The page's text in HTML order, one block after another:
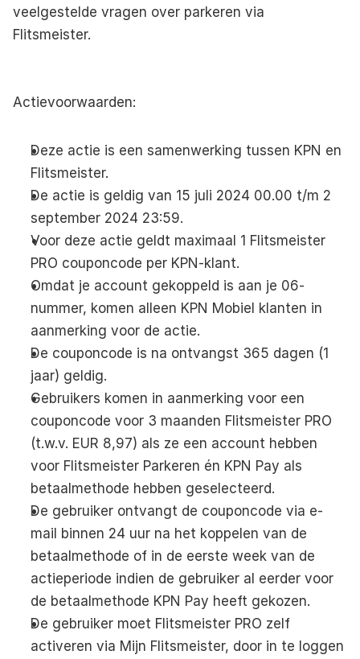
veelgestelde vragen over parkeren via
Flitsmeister.
Actievoorwaarden:
Deze actie is een samenwerking tussen KPN en
Flitsmeister.
De actie is geldig van 15 juli 2024 00.00 t/m 2
september 2024 23:59.
Voor deze actie geldt maximaal 1 Flitsmeister
PRO couponcode per KPN-klant.
Omdat je account gekoppeld is aan je 06-
nummer, komen alleen KPN Mobiel klanten in
aanmerking voor de actie.
De couponcode is na ontvangst 365 dagen (1
jaar) geldig.
Gebruikers komen in aanmerking voor een
couponcode voor 3 maanden Flitsmeister PRO
(t.w.v. EUR 8,97) als ze een account hebben
voor Flitsmeister Parkeren én KPN Pay als
betaalmethode hebben geselecteerd.
De gebruiker ontvangt de couponcode via e-
mail binnen 24 uur na het koppelen van de
betaalmethode of in de eerste week van de
actieperiode indien de gebruiker al eerder voor
de betaalmethode KPN Pay heeft gekozen.
De gebruiker moet Flitsmeister PRO zelf
activeren via Mijn Flitsmeister, door in te loggen